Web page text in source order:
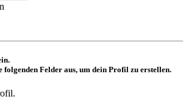
folgenden Felder aus, um dein Profil zu erstellen.